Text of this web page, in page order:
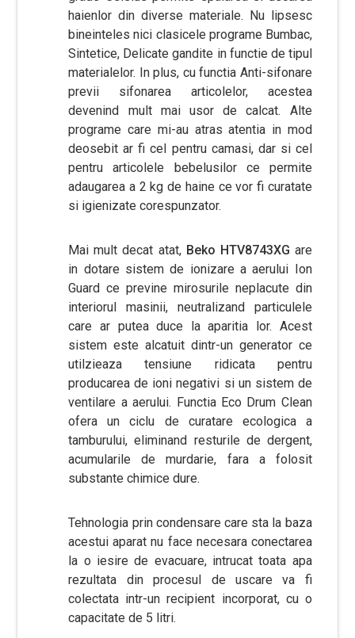
haienlor din diverse materiale. Nu lipsesc
bineinteles nici clasicele programe Bumbac,
Sintetice, Delicate gandite in functie de tipul
materialelor. In plus, cu functia Anti-sifonare
previi sifonarea articolelor, acestea
devenind mult mai usor de calcat. Alte
programe care mi-au atras atentia in mod
deosebit ar fi cel pentru camasi, dar si cel
pentru articolele bebelusilor ce permite
adaugarea a 2 kg de haine ce vor fi curatate
si igienizate corespunzator.
Mai mult decat atat, Beko HTV8743XG are
in dotare sistem de ionizare a aerului Ion
Guard ce previne mirosurile neplacute din
interiorul masinii, neutralizand particulele
care ar putea duce la aparitia lor. Acest
sistem este alcatuit dintr-un generator ce
utilzieaza tensiune ridicata pentru
producarea de ioni negativi si un sistem de
ventilare a aerului. Functia Eco Drum Clean
ofera un ciclu de curatare ecologica a
tamburului, eliminand resturile de dergent,
acumularile de murdarie, fara a folosit
substante chimice dure.
Tehnologia prin condensare care sta la baza
acestui aparat nu face necesara conectarea
la o iesire de evacuare, intrucat toata apa
rezultata din procesul de uscare va fi
colectata intr-un recipient incorporat, cu o
capacitate de 5 litri.